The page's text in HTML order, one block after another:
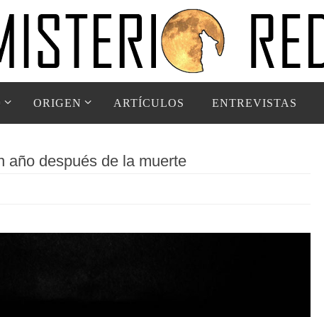
ORIGEN ARTÍCULOS ENTREVISTAS
año después de la muerte